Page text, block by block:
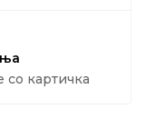
со картичка